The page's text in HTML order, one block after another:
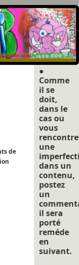
de
●
Comme
il se
doit,
dans le
cas ou
vous
une
dans un
contenu,
postez
un
il sera
porté
reméde
en
suivant.